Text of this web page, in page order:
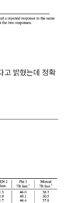
고 밝혔는데 정확